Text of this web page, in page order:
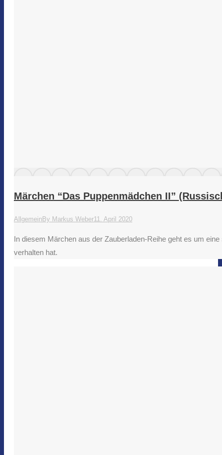
Märchen “Das Puppenmädchen II”
AllgemeinBy Markus Weber11. April 2020
In diesem Märchen aus der Zauberladen-Reihe geht es um
verhalten hat.